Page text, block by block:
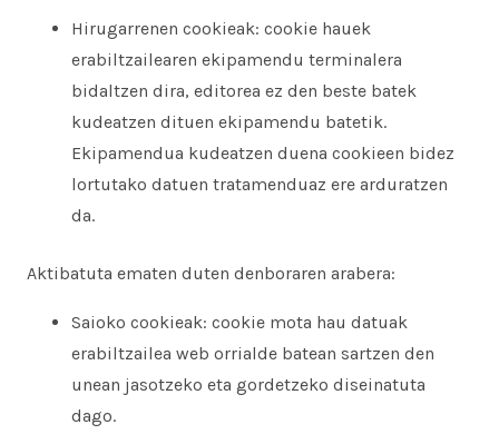
Hirugarrenen cookieak: cookie hauek
erabiltzailearen ekipamendu terminalera
bidaltzen dira, editorea ez den beste batek
kudeatzen dituen ekipamendu batetik.
Ekipamendua kudeatzen duena cookieen bidez
lortutako datuen tratamenduaz ere arduratzen
da.
Aktibatuta ematen duten denboraren arabera:
Saioko cookieak: cookie mota hau datuak
erabiltzailea web orrialde batean sartzen den
unean jasotzeko eta gordetzeko diseinatuta
dago.